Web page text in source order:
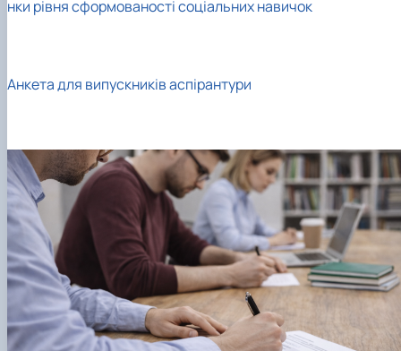
нки рівня сформованості соціальних навичок
Анкета для випускників аспірантури